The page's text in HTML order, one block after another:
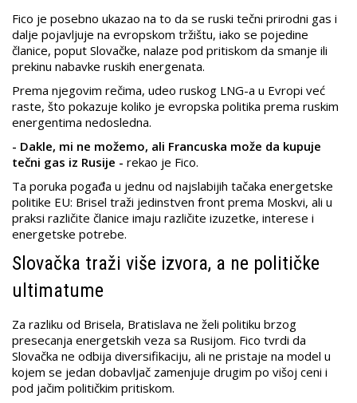
Fico je posebno ukazao na to da se ruski tečni prirodni gas i
dalje pojavljuje na evropskom tržištu, iako se pojedine
članice, poput Slovačke, nalaze pod pritiskom da smanje ili
prekinu nabavke ruskih energenata.
Prema njegovim rečima, udeo ruskog LNG-a u Evropi već
raste, što pokazuje koliko je evropska politika prema ruskim
energentima nedosledna.
- Dakle, mi ne možemo, ali Francuska može da kupuje
tečni gas iz Rusije - rekao je Fico.
Ta poruka pogađa u jednu od najslabijih tačaka energetske
politike EU: Brisel traži jedinstven front prema Moskvi, ali u
praksi različite članice imaju različite izuzetke, interese i
energetske potrebe.
Slovačka traži više izvora, a ne političke
ultimatume
Za razliku od Brisela, Bratislava ne želi politiku brzog
presecanja energetskih veza sa Rusijom. Fico tvrdi da
Slovačka ne odbija diversifikaciju, ali ne pristaje na model u
kojem se jedan dobavljač zamenjuje drugim po višoj ceni i
pod jačim političkim pritiskom.